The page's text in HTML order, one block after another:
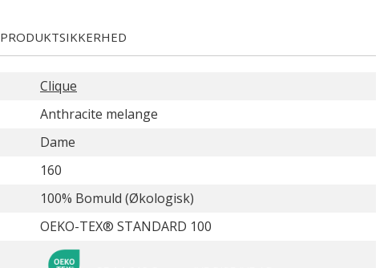
PRODUKTSIKKERHED
Clique
Anthracite melange
Dame
160
100% Bomuld (Økologisk)
OEKO-TEX® STANDARD 100